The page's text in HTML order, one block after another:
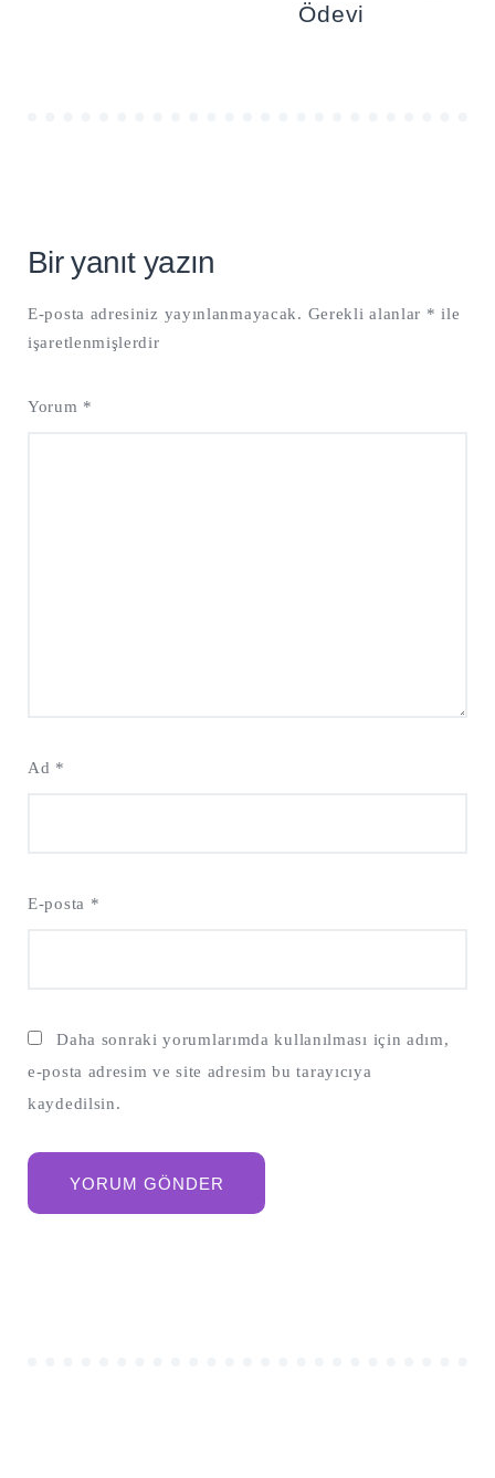
Ödevi
Bir yanıt yazın
E-posta adresiniz yayınlanmayacak. Gerekli alanlar * ile
işaretlenmişlerdir
Yorum *
Ad *
E-posta *
Daha sonraki yorumlarımda kullanılması için adım,
e-posta adresim ve site adresim bu tarayıcıya
kaydedilsin.